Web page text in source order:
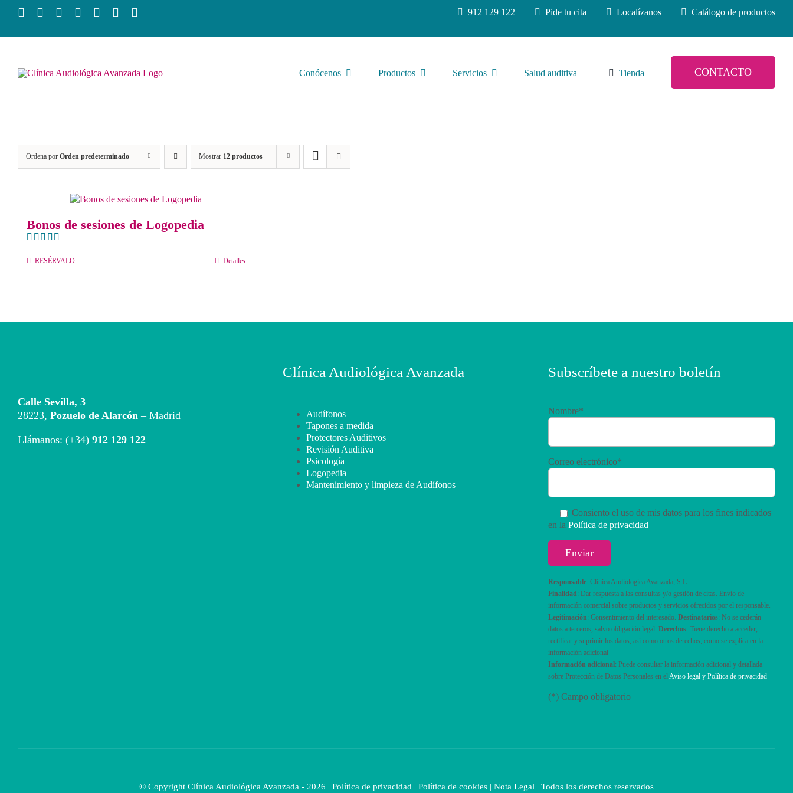
912 129 122 Pide tu cita Localízanos Catálogo de productos
Conócenos Productos Servicios Salud auditiva Tienda CONTACTO
Ordena por Orden predeterminado Mostrar 12 productos
Bonos de sesiones de Logopedia
con5.00de
RESÉRVALO Detalles
Calle Sevilla, 3
28223, Pozuelo de Alarcón – Madrid
Llámanos: (+34) 912 129 122
Clínica Audiológica Avanzada
Audífonos
Tapones a medida
Protectores Auditivos
Revisión Auditiva
Psicología
Logopedia
Mantenimiento y limpieza de Audífonos
Subscríbete a nuestro boletín
Nombre*
Correo electrónico*
Consiento el uso de mis datos para los fines indicados
en la Política de privacidad
Responsable: Clínica Audiologica Avanzada, S.L.
Finalidad: Dar respuesta a las consultas y/o gestión de citas. Envío de
información comercial sobre productos y servicios ofrecidos por el responsable.
Legitimación: Consentimiento del interesado. Destinatarios: No se cederán
datos a terceros, salvo obligación legal. Derechos: Tiene derecho a acceder,
rectificar y suprimir los datos, así como otros derechos, como se explica en la
información adicional
Información adicional: Puede consultar la información adicional y detallada
sobre Protección de Datos Personales en el Aviso legal y Política de privacidad
(*) Campo obligatorio
© Copyright Clínica Audiológica Avanzada - 2026 | Política de privacidad | Política de cookies | Nota Legal | Todos los derechos reservados